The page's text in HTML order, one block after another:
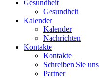
Gesundheit
Gesundheit
Kalender
Kalender
Nachrichten
Kontakte
Kontakte
Schreiben Sie uns
Partner